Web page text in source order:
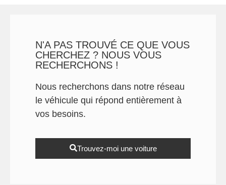
N'A PAS TROUVÉ CE QUE VOUS
CHERCHEZ ? NOUS VOUS
RECHERCHONS !
Nous recherchons dans notre réseau
le véhicule qui répond entièrement à
vos besoins.
Trouvez-moi une voiture